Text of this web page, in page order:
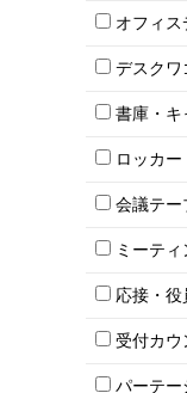
肘付き
肘無し
役員チ
オフィ
オフィス
片袖机
フリ
昇降デ
両袖机
デスクワ
インワ
インワ
脇机
書庫・キ
ハイ
ローキ
両開き
上下連
軽量ラ
収納家
オープ
ロッカ
1人用
2人用
3人用
5人用
8人用
会議テー
ミー
スタ
ネステ
カウン
ミーテ
キャス
スタッ
テーブ
折りた
応接・役
応接セ
応接ソ
応接チ
受付カウ
ハイカ
パーテー